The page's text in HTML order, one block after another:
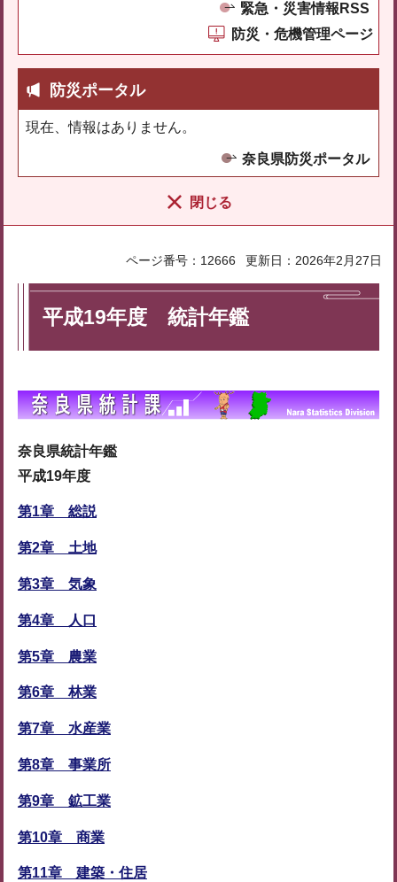
緊急・災害情報RSS
防災・危機管理ページ
防災ポータル
現在、情報はありません。
奈良県防災ポータル
閉じる
ページ番号：12666 更新日：2026年2月27日
平成19年度 統計年鑑
奈良県統計年鑑
平成19年度
第1章 総説
第2章 土地
第3章 気象
第4章 人口
第5章 農業
第6章 林業
第7章 水産業
第8章 事業所
第9章 鉱工業
第10章 商業
第11章 建築・住居